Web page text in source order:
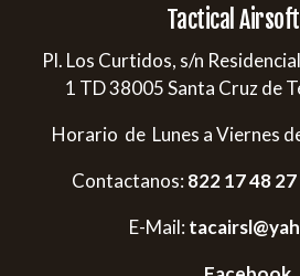
Tactical Airsoft
Pl. Los Curtidos, s/n
1 TD 38005 Santa Cruz de
Horario de Lunes a Viernes
Contactanos: 822 17 48 27
E-Mail: